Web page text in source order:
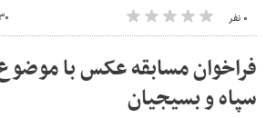
۰ نفر ۳۰ بهمن
فراخوان مسابقه عکس با
سپاه و بسیجیان